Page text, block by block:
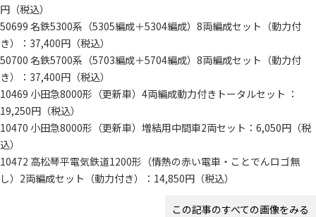
円（税込）
50699 名鉄5300系（5305編成＋5304編成）8両編成セット（動力付
き）：37,400円（税込）
50700 名鉄5700系（5703編成＋5704編成）8両編成セット（動力付
き）：37,400円（税込）
10469 小田急8000形（更新車）4両編成動力付きトータルセット ：
19,250円（税込）
10470 小田急8000形（更新車）増結用中間車2両セット：6,050円（税
込）
10472 高松琴平電気鉄道1200形（情熱の赤い電車・ことでんロゴ無
し）2両編成セット（動力付き）：14,850円（税込）
この記事のすべての画像をみる